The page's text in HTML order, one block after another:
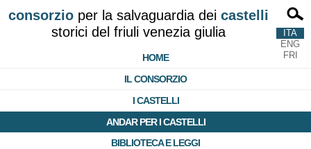
consorzioper la salvaguardia dei castelli
storici del friuli venezia giulia
HOME
IL CONSORZIO
I CASTELLI
ANDAR PER I CASTELLI
BIBLIOTECA E LEGGI
ITA
ENG
FRI